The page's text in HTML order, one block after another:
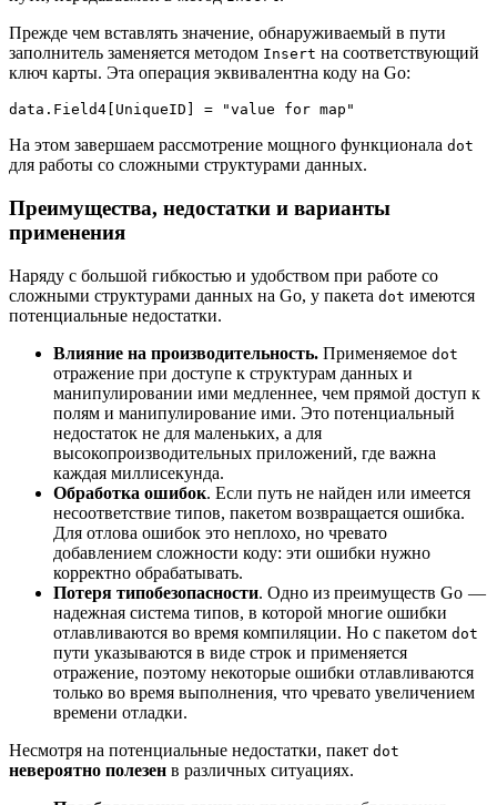
Прежде чем вставлять значение, обнаруживаемый в пути
заполнитель заменяется методом Insert на соответствующий
ключ карты. Эта операция эквивалентна коду на Go:
data.Field4[UniqueID] = "value for map"
На этом завершаем рассмотрение мощного функционала dot
для работы со сложными структурами данных.
Преимущества, недостатки и варианты
применения
Наряду с большой гибкостью и удобством при работе со
сложными структурами данных на Go, у пакета dot имеются
потенциальные недостатки.
Влияние на производительность. Применяемое dot
отражение при доступе к структурам данных и
манипулировании ими медленнее, чем прямой доступ к
полям и манипулирование ими. Это потенциальный
недостаток не для маленьких, а для
высокопроизводительных приложений, где важна
каждая миллисекунда.
Обработка ошибок. Если путь не найден или имеется
несоответствие типов, пакетом возвращается ошибка.
Для отлова ошибок это неплохо, но чревато
добавлением сложности коду: эти ошибки нужно
корректно обрабатывать.
Потеря типобезопасности. Одно из преимуществ Go —
надежная система типов, в которой многие ошибки
отлавливаются во время компиляции. Но с пакетом dot
пути указываются в виде строк и применяется
отражение, поэтому некоторые ошибки отлавливаются
только во время выполнения, что чревато увеличением
времени отладки.
Несмотря на потенциальные недостатки, пакет dot
невероятно полезен в различных ситуациях.